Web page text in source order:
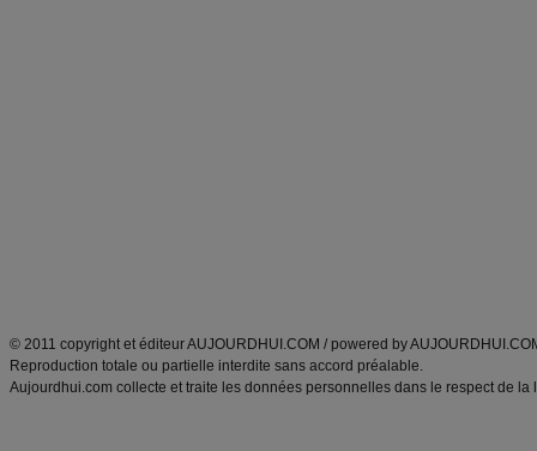
© 2011 copyright et éditeur AUJOURDHUI.COM / powered by
Reproduction totale ou partielle interdite sans accord préalable.
Aujourdhui.com collecte et traite les données personnelles dans le respect de